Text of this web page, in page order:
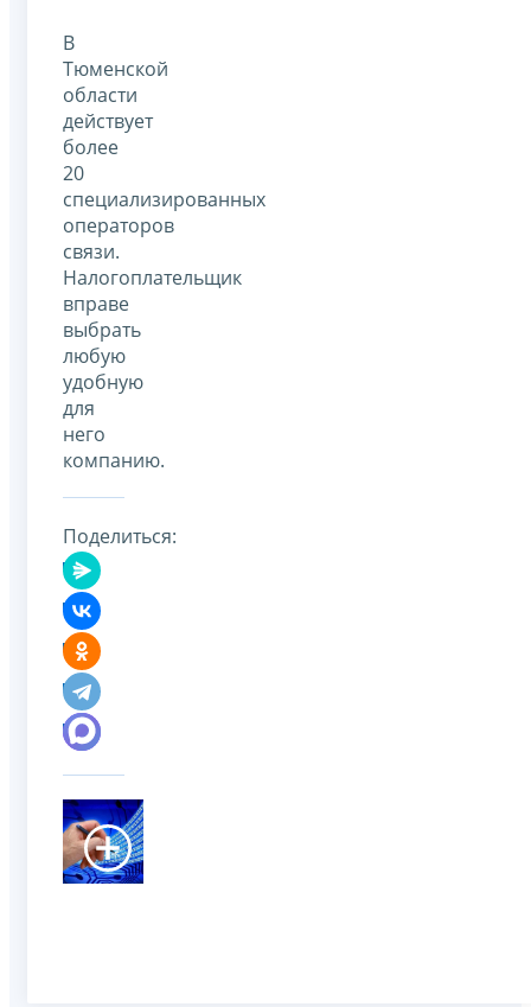
В
Тюменской
области
действует
более
20
специализированных
операторов
связи.
Налогоплательщик
вправе
выбрать
любую
удобную
для
него
компанию.
Поделиться: